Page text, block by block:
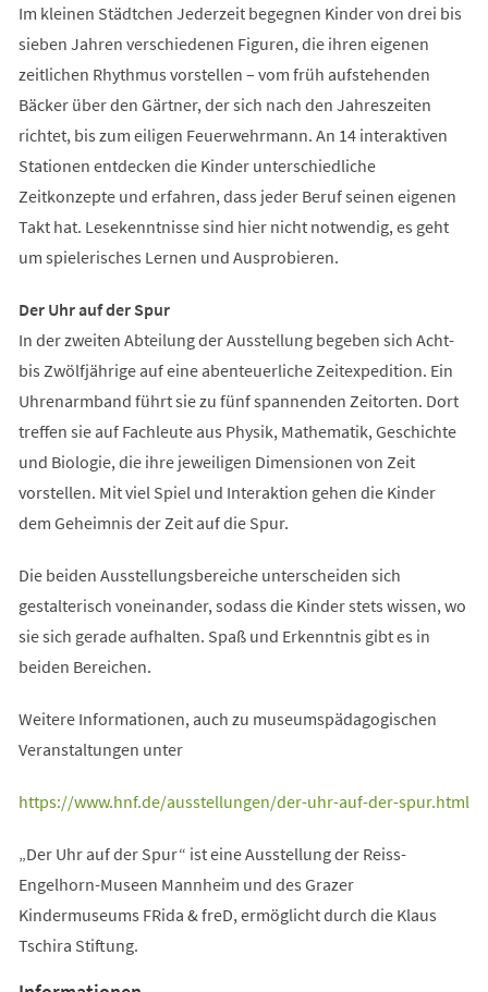
Im kleinen Städtchen Jederzeit begegnen Kinder von drei bis
sieben Jahren verschiedenen Figuren, die ihren eigenen
zeitlichen Rhythmus vorstellen – vom früh aufstehenden
Bäcker über den Gärtner, der sich nach den Jahreszeiten
richtet, bis zum eiligen Feuerwehrmann. An 14 interaktiven
Stationen entdecken die Kinder unterschiedliche
Zeitkonzepte und erfahren, dass jeder Beruf seinen eigenen
Takt hat. Lesekenntnisse sind hier nicht notwendig, es geht
um spielerisches Lernen und Ausprobieren.
Der Uhr auf der Spur
In der zweiten Abteilung der Ausstellung begeben sich Acht-
bis Zwölfjährige auf eine abenteuerliche Zeitexpedition. Ein
Uhrenarmband führt sie zu fünf spannenden Zeitorten. Dort
treffen sie auf Fachleute aus Physik, Mathematik, Geschichte
und Biologie, die ihre jeweiligen Dimensionen von Zeit
vorstellen. Mit viel Spiel und Interaktion gehen die Kinder
dem Geheimnis der Zeit auf die Spur.
Die beiden Ausstellungsbereiche unterscheiden sich
gestalterisch voneinander, sodass die Kinder stets wissen, wo
sie sich gerade aufhalten. Spaß und Erkenntnis gibt es in
beiden Bereichen.
Weitere Informationen, auch zu museumspädagogischen
Veranstaltungen unter
https://www.hnf.de/ausstellungen/der-uhr-auf-der-spur.html
(Öffnet
einem
neuen
Tab)
„Der Uhr auf der Spur“ ist eine Ausstellung der Reiss-
Engelhorn-Museen Mannheim und des Grazer
Kindermuseums FRida & freD, ermöglicht durch die Klaus
Tschira Stiftung.